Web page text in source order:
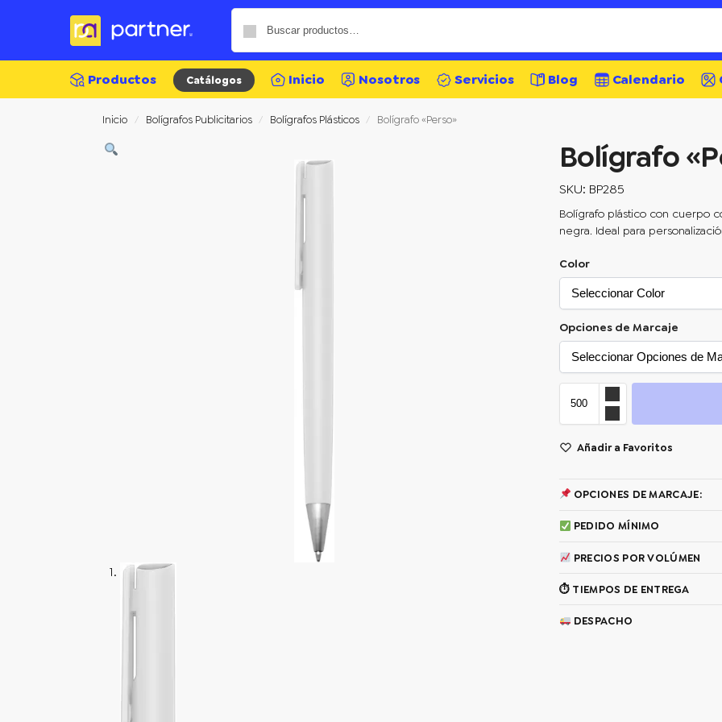
Productos Catálogos Inicio Nosotros Servicios Blog Calendario
Inicio / Bolígrafos Publicitarios / Bolígrafos Plásticos / Bolígrafo «Perso»
Bolígrafo
SKU: BP285
Bolígrafo plástico con cuerpo
negra. Ideal para
Color
Opciones de Marcaje
Añadir a Favoritos
OPCIONES DE MARCAJE:
PEDIDO MÍNIMO
PRECIOS POR VOLÚMEN
⏱ TIEMPOS DE ENTREGA
DESPACHO